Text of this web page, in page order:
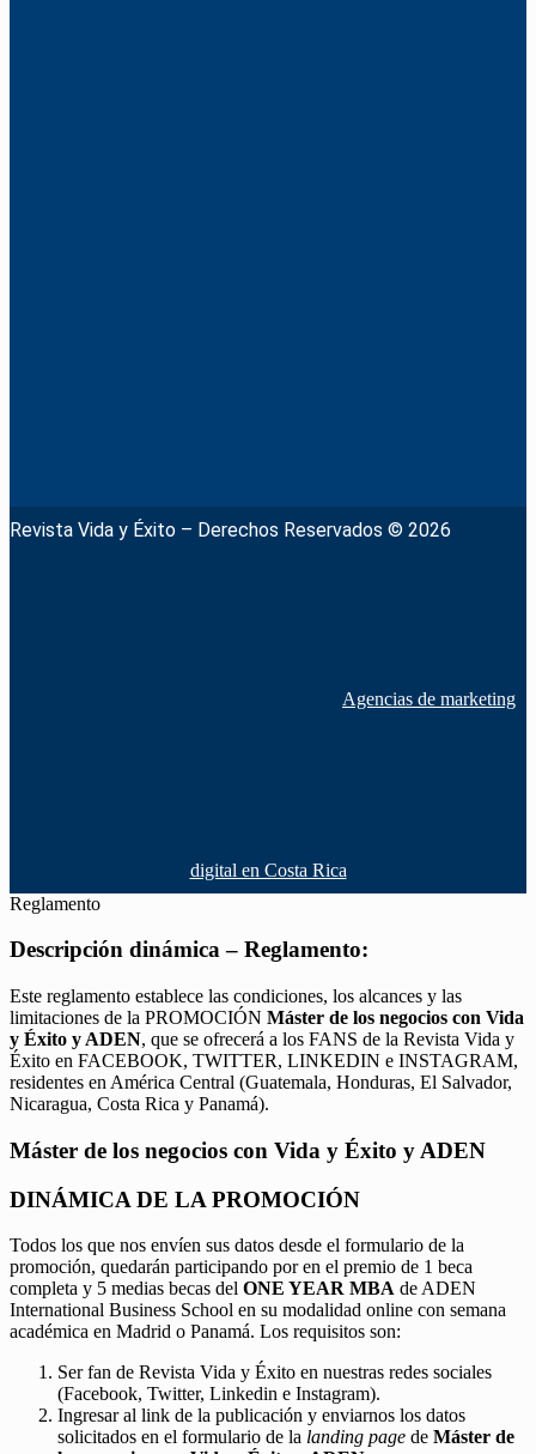
Revista Vida y Éxito – Derechos Reservados © 2026
Agencias de marketing
digital en Costa Rica
Reglamento
Descripción dinámica – Reglamento:
Este reglamento establece las condiciones, los alcances y las
limitaciones de la PROMOCIÓN Máster de los negocios con Vida
y Éxito y ADEN, que se ofrecerá a los FANS de la Revista Vida y
Éxito en FACEBOOK, TWITTER, LINKEDIN e INSTAGRAM,
residentes en América Central (Guatemala, Honduras, El Salvador,
Nicaragua, Costa Rica y Panamá).
Máster de los negocios con Vida y Éxito y ADEN
DINÁMICA DE LA PROMOCIÓN
Todos los que nos envíen sus datos desde el formulario de la
promoción, quedarán participando por en el premio de 1 beca
completa y 5 medias becas del ONE YEAR MBA de ADEN
International Business School en su modalidad online con semana
académica en Madrid o Panamá. Los requisitos son:
Ser fan de Revista Vida y Éxito en nuestras redes sociales
(Facebook, Twitter, Linkedin e Instagram).
Ingresar al link de la publicación y enviarnos los datos
solicitados en el formulario de la landing page de Máster de